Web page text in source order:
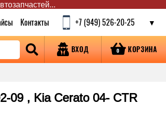
Контакты +7 (949) 526-20-25
ВХОД 0 КОРЗИНА
09 , Kia Cerato 04- CTR